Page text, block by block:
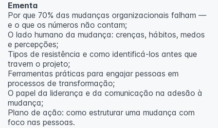
inscritos serão avisados ​​antecipadamente.
O IPETEC reserva-se o direito de não realizar o curso
caso não atinja o número mínimo de 20 inscritos.
Professor(a):
Ementa
Por que 70% das mudanças organizacionais falham —
e o que os números não contam;
O lado humano da mudança: crenças, hábitos, medos
e percepções;
Tipos de resistência e como identificá-los antes que
travem o projeto;
Ferramentas práticas para engajar pessoas em
processos de transformação;
O papel da liderança e da comunicação na adesão à
mudança;
Plano de ação: como estruturar uma mudança com
foco nas pessoas.